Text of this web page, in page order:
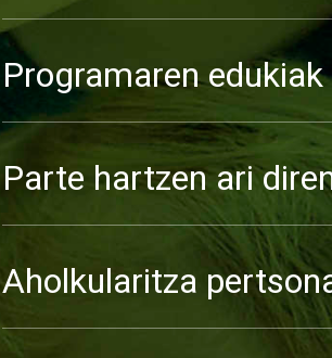
Programaren
Parte hartzen ari
Aholkularitza